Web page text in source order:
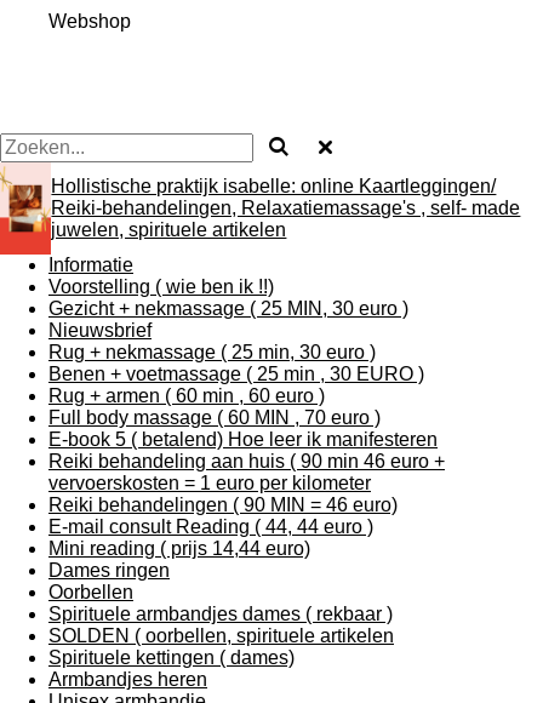
Webshop
Hollistische praktijk isabelle: online Kaartleggingen/
Reiki-behandelingen, Relaxatiemassage's , self- made
juwelen, spirituele artikelen
Informatie
Voorstelling ( wie ben ik !!)
Gezicht + nekmassage ( 25 MIN, 30 euro )
Nieuwsbrief
Rug + nekmassage ( 25 min, 30 euro )
Benen + voetmassage ( 25 min , 30 EURO )
Rug + armen ( 60 min , 60 euro )
Full body massage ( 60 MIN , 70 euro )
E-book 5 ( betalend) Hoe leer ik manifesteren
Reiki behandeling aan huis ( 90 min 46 euro +
vervoerskosten = 1 euro per kilometer
Reiki behandelingen ( 90 MIN = 46 euro)
E-mail consult Reading ( 44, 44 euro )
Mini reading ( prijs 14,44 euro)
Dames ringen
Oorbellen
Spirituele armbandjes dames ( rekbaar )
SOLDEN ( oorbellen, spirituele artikelen
Spirituele kettingen ( dames)
Armbandjes heren